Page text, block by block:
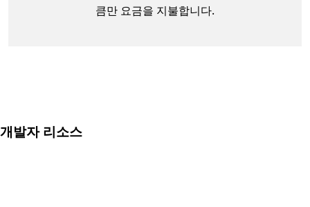
큼만 요금을 지불합니다.
개발자 리소스